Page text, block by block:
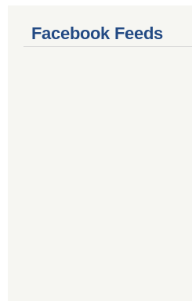
Facebook Feeds